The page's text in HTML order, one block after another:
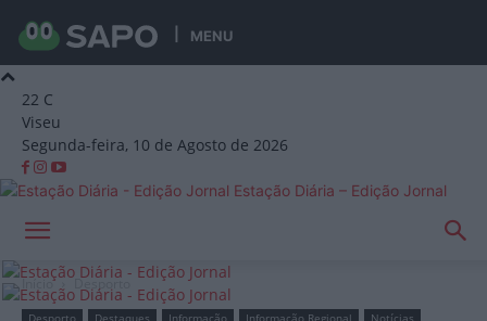
MENU
22 C
Viseu
Segunda-feira, 10 de Agosto de 2026
Estação Diária – Edição Jornal
Início Desporto
Desporto Destaques Informação Informação Regional
Notícias